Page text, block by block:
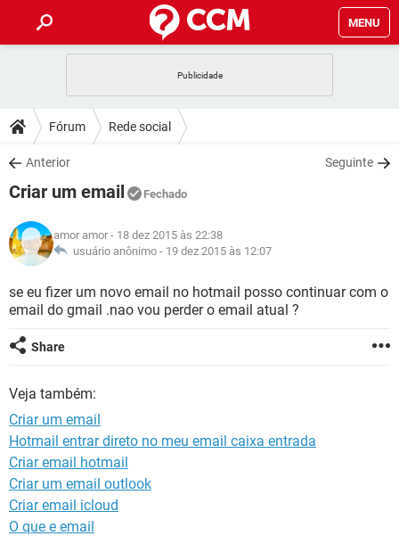
MENU
CELULAR
OUTLOOK
INSTAGRAM
GUIA DE COMPRAS
DICAS
JOGOS
INSTAGRAM GMAIL
GUIA DE COMPRAS
DOWNLOADS
JOGOS
CELULAR
OUTLOOK EXCEL
INSTAGRAM GMAIL
GUIA DE COMPRAS
JOGOS WHATSAPP
CELULAR
OUTLOOK EXCEL
GLOSSÁRIO
JOGOS WHATSAPP
CELULAR FACEBOOK
OUTLOOK
GUIA DE COMPRAS
Fórum Rede social
Anterior Seguinte
Criar um email Fechado
amor amor - 18 dez 2015 às 22:38
usuário anônimo - 19 dez 2015 às 12:07
se eu fizer um novo email no hotmail posso continuar com o
email do gmail .nao vou perder o email atual ?
Share
Veja também:
Criar um email
Hotmail entrar direto no meu email caixa entrada
Criar email hotmail
Criar um email outlook
Criar email icloud
O que e email